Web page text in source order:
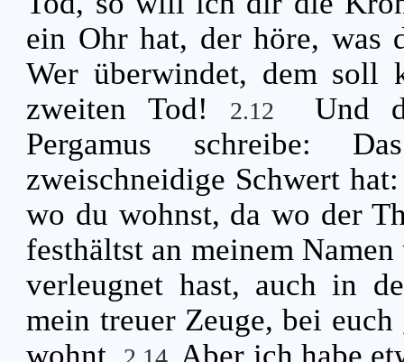
ein Ohr hat, der höre, was
Wer überwindet, dem soll
zweiten Tod!
2.12
Und
Pergamus schreibe:
zweischneidige Schwert
wo du wohnst, da wo der
festhältst an meinem
verleugnet hast, auch in
mein treuer Zeuge, bei
wohnt.
Aber ich habe